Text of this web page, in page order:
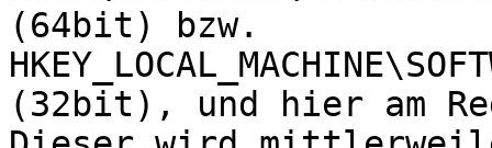
(64bit) bzw.
(32bit), und hier am